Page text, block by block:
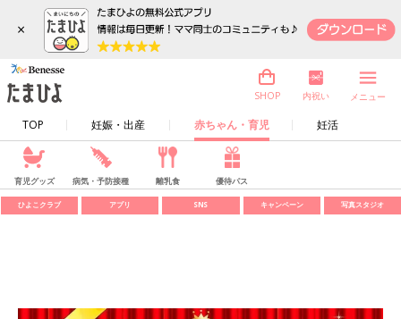
×
TOP 妊娠・出産 赤ちゃん・育児 妊活
SHOP 内祝い メニュー
育児グッズ 病気・予防接種 離乳食 優待パス
ひよこクラブ アプリ SNS キャンペーン 写真スタジオ